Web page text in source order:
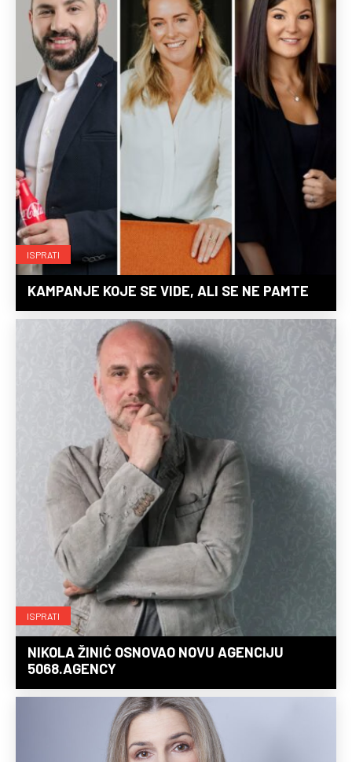
ISPRATI
KAMPANJE KOJE SE VIDE, ALI SE NE PAMTE
ISPRATI
NIKOLA ŽINIĆ OSNOVAO NOVU AGENCIJU
5068.AGENCY